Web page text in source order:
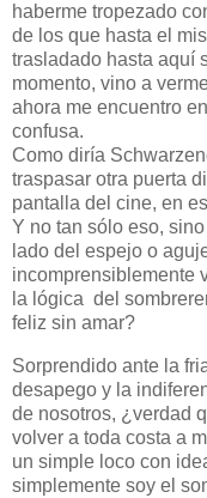
haberme tropezado
de los que hasta el
trasladado hasta aquí
momento, vino a
ahora me encuentro
confusa.
Como diría
traspasar otra puerta
pantalla del cine, en
Y no tan sólo eso,
lado del espejo o
incomprensiblemente
la lógica del
feliz sin amar?
Sorprendido ante la
desapego y la
de nosotros, ¿verdad
volver a toda costa a
un simple loco con
simplemente soy el